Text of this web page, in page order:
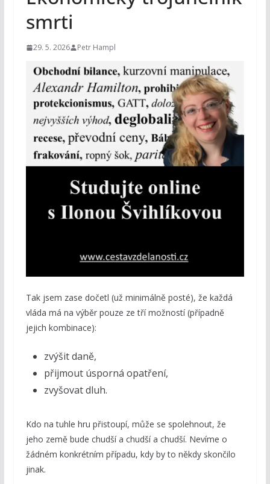
smrti
29. 5. 2026 Petr Hampl
Tak jsem zase dočetl (už minimálně posté), že každá
vláda má na výběr pouze ze tří možností (případně
jejich kombinace):
zvýšit daně,
přijmout úsporná opatření,
zvyšovat dluh.
Kdo na tuhle hru přistoupí, může se spolehnout, že
jeho země bude chudší a chudší a chudší. Nevíme o
žádném konkrétním případu, kdy by to někdy skončilo
jinak.